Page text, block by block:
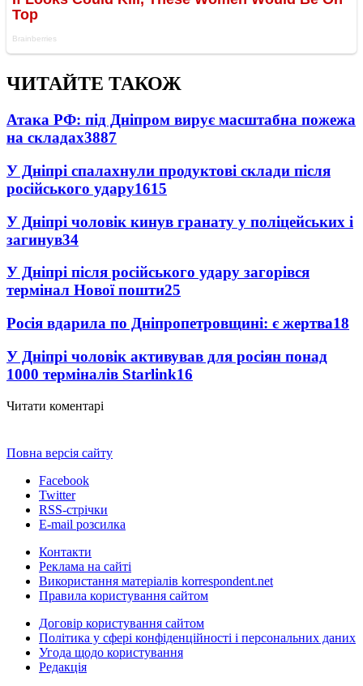
ЧИТАЙТЕ ТАКОЖ
Атака РФ: під Дніпром вирує масштабна пожежа
на складах3887
У Дніпрі спалахнули продуктові склади після
російського удару1615
У Дніпрі чоловік кинув гранату у поліцейських і
загинув34
У Дніпрі після російського удару загорівся
термінал Нової пошти25
Росія вдарила по Дніпропетровщині: є жертва18
У Дніпрі чоловік активував для росіян понад
1000 терміналів Starlink16
Читати коментарі
Повна версія сайту
Facebook
Twitter
RSS-стрічки
E-mail розсилка
Контакти
Реклама на сайті
Використання матеріалів korrespondent.net
Правила користування сайтом
Договір користування сайтом
Політика у сфері конфіденційності і персональних даних
Угода щодо користування
Редакція